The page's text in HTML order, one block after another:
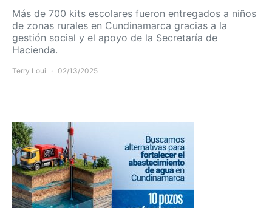
Más de 700 kits escolares fueron entregados a niños
de zonas rurales en Cundinamarca gracias a la
gestión social y el apoyo de la Secretaría de
Hacienda.
Terry Loui 02/13/2025